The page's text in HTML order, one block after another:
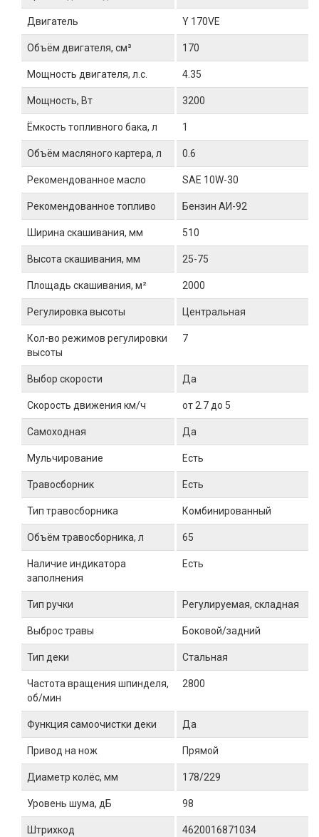
Двигатель Y 170VE
Объём двигателя, см³ 170
Мощность двигателя, л.с. 4.35
Мощность, Вт 3200
Ёмкость топливного бака, л 1
Объём масляного картера, л 0.6
Рекомендованное масло SAE 10W-30
Рекомендованное топливо Бензин АИ-92
Ширина скашивания, мм 510
Высота скашивания, мм 25-75
Площадь скашивания, м² 2000
Регулировка высоты Центральная
Кол-во режимов регулировки
высоты
7
Выбор скорости Да
Скорость движения км/ч от 2.7 до 5
Самоходная Да
Мульчирование Есть
Травосборник Есть
Тип травосборника Комбинированный
Объём травосборника, л 65
Наличие индикатора
заполнения
Есть
Тип ручки Регулируемая, складная
Выброс травы Боковой/задний
Тип деки Стальная
Частота вращения шпинделя,
об/мин
2800
Функция самоочистки деки Да
Привод на нож Прямой
Диаметр колёс, мм 178/229
Уровень шума, дБ 98
Штрихкод 4620016871034